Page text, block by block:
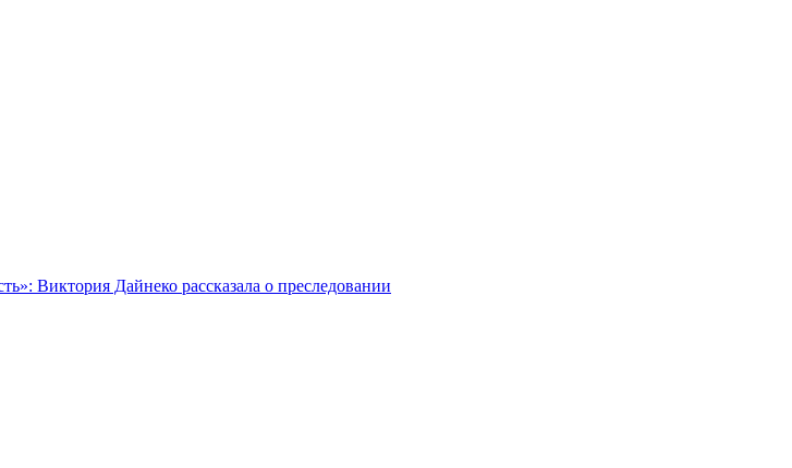
Виктория Дайнеко рассказала о преследовании